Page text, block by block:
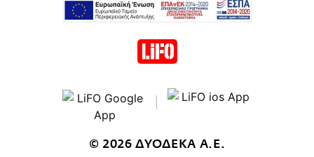
© 2026 ΔΥΟΔΕΚΑ Α.Ε.